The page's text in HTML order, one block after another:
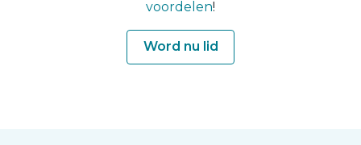
voordelen!
Word nu lid